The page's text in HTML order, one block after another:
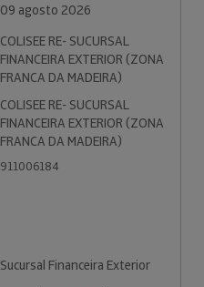
09 agosto 2026
COLISEE RE- SUCURSAL
FINANCEIRA EXTERIOR (ZONA
FRANCA DA MADEIRA)
COLISEE RE- SUCURSAL
FINANCEIRA EXTERIOR (ZONA
FRANCA DA MADEIRA)
911006184
Sucursal Financeira Exterior